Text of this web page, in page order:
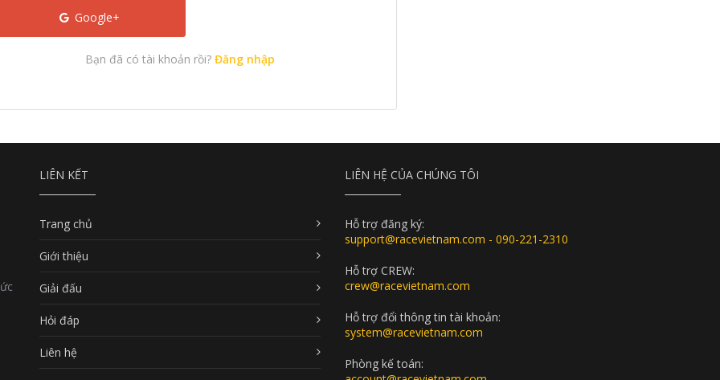
Google+
Bạn đã có tài khoản rồi? Đăng nhập
LIÊN KẾT
Trang chủ
Giới thiệu
Giải đấu
Hỏi đáp
Liên hệ
LIÊN HỆ CỦA CHÚNG TÔI
Hỗ trợ đăng ký:
support@racevietnam.com - 090-221-2310
Hỗ trợ CREW:
crew@racevietnam.com
Hỗ trợ đổi thông tin tài khoản:
system@racevietnam.com
Phòng kế toán: